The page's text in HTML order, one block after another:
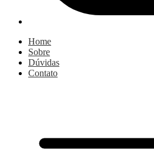
Home
Sobre
Dúvidas
Contato